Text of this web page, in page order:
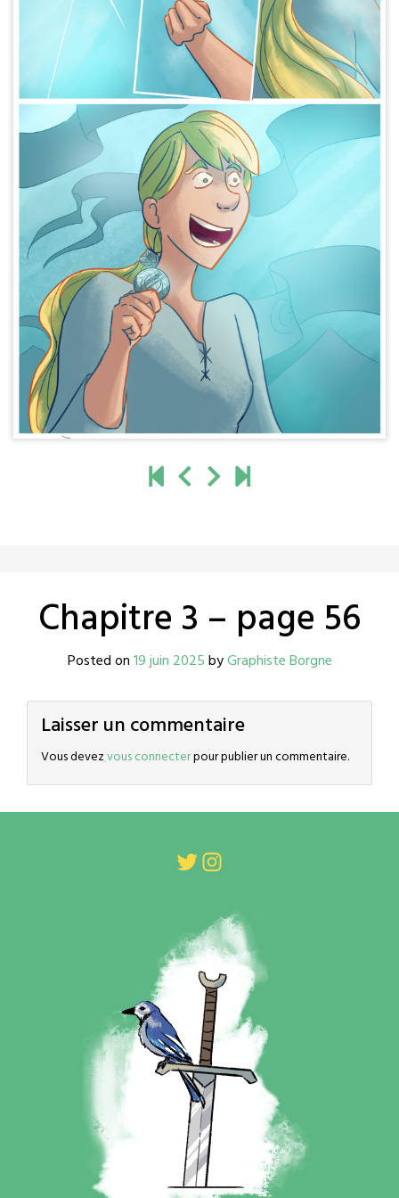
Chapitre 3 – page 56
Posted on19 juin 2025byGraphiste Borgne
Laisser un commentaire
Vous devezvous connecterpour publier un commentaire.
Twitter
Instagram